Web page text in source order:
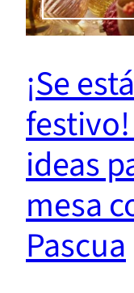
¡Se
ideas
mesa
Pascua